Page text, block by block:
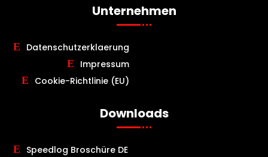
Unternehmen
Datenschutzerklaerung
Impressum
Cookie-Richtlinie (EU)
Downloads
Speedlog Broschüre DE